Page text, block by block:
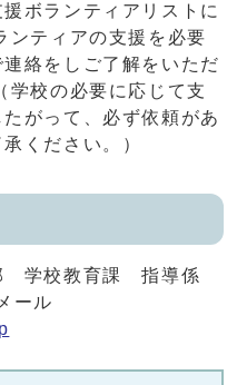
ボランティアリストに
ンティアの支援を必要
絡をしご了解をいただ
学校の必要に応じて支
がって、必ず依頼があ
ください。）
学校教育課 指導係
ール